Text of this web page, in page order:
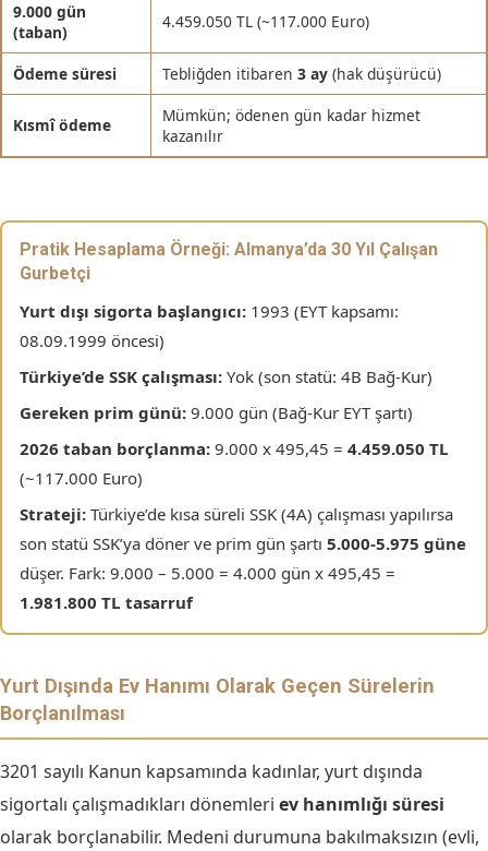
9.000 gün
(taban)
4.459.050 TL (~117.000 Euro)
Ödeme süresi Tebliğden itibaren 3 ay (hak düşürücü)
Kısmî ödeme
Mümkün; ödenen gün kadar hizmet
kazanılır
Pratik Hesaplama Örneği: Almanya’da 30 Yıl Çalışan
Gurbetçi
Yurt dışı sigorta başlangıcı: 1993 (EYT kapsamı:
08.09.1999 öncesi)
Türkiye’de SSK çalışması: Yok (son statü: 4B Bağ-Kur)
Gereken prim günü: 9.000 gün (Bağ-Kur EYT şartı)
2026 taban borçlanma: 9.000 x 495,45 = 4.459.050 TL
(~117.000 Euro)
Strateji: Türkiye’de kısa süreli SSK (4A) çalışması yapılırsa
son statü SSK’ya döner ve prim gün şartı 5.000-5.975 güne
düşer. Fark: 9.000 – 5.000 = 4.000 gün x 495,45 =
1.981.800 TL tasarruf
Yurt Dışında Ev Hanımı Olarak Geçen Sürelerin
Borçlanılması
3201 sayılı Kanun kapsamında kadınlar, yurt dışında
sigortalı çalışmadıkları dönemleri ev hanımlığı süresi
olarak borçlanabilir. Medeni durumuna bakılmaksızın (evli,